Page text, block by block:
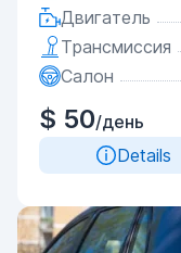
Двигатель
Трансмиссия
Салон
$ 50/день
Details